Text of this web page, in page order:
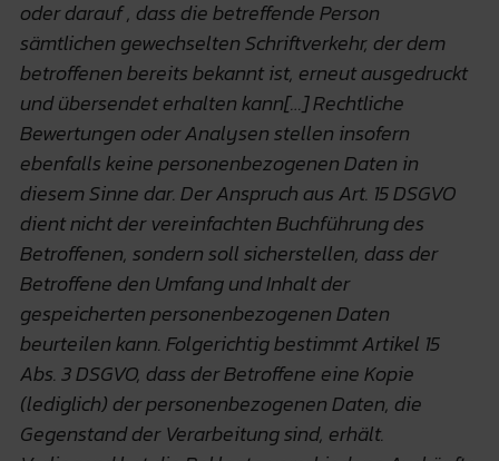
oder darauf , dass die betreffende Person
sämtlichen gewechselten Schriftverkehr, der dem
betroffenen bereits bekannt ist, erneut ausgedruckt
und übersendet erhalten kann[…] Rechtliche
Bewertungen oder Analysen stellen insofern
ebenfalls keine personenbezogenen Daten in
diesem Sinne dar.Der Anspruch aus Art. 15 DSGVO
dient nicht der vereinfachten Buchführung des
Betroffenen, sondern soll sicherstellen, dass der
Betroffene den Umfang und Inhalt der
gespeicherten personenbezogenen Daten
beurteilen kann. Folgerichtig bestimmt Artikel 15
Abs. 3 DSGVO, dass der Betroffene eine Kopie
(lediglich) der personenbezogenen Daten, die
Gegenstand der Verarbeitung sind, erhält.